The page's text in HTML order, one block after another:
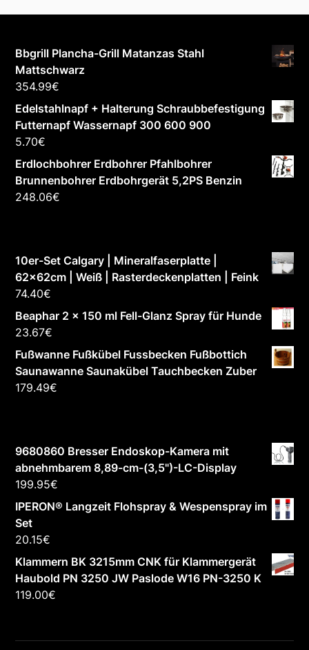
Bbgrill Plancha-Grill Matanzas Stahl
Mattschwarz
354.99€
Edelstahlnapf + Halterung Schraubbefestigung
Futternapf Wassernapf 300 600 900
5.70€
Erdlochbohrer Erdbohrer Pfahlbohrer
Brunnenbohrer Erdbohrgerät 5,2PS Benzin
248.06€
10er-Set Calgary | Mineralfaserplatte |
62x62cm | Weiß | Rasterdeckenplatten | Feink
74.40€
Beaphar 2 x 150 ml Fell-Glanz Spray für Hunde
23.67€
Fußwanne Fußkübel Fussbecken Fußbottich
Saunawanne Saunakübel Tauchbecken Zuber
179.49€
9680860 Bresser Endoskop-Kamera mit
abnehmbarem 8,89-cm-(3,5")-LC-Display
199.95€
IPERON® Langzeit Flohspray & Wespenspray im
Set
20.15€
Klammern BK 3215mm CNK für Klammergerät
Haubold PN 3250 JW Paslode W16 PN-3250 K
119.00€